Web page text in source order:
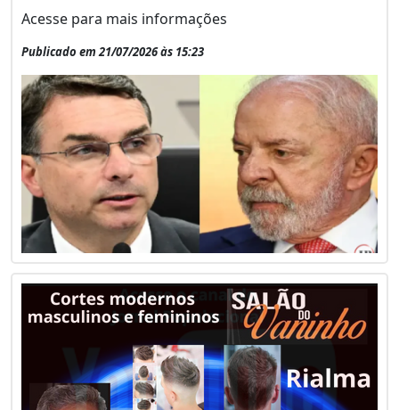
Acesse para mais informações
Publicado em 21/07/2026 às 15:23